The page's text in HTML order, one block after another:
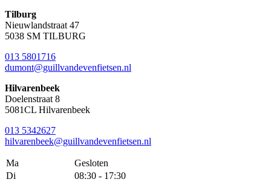
Tilburg
Nieuwlandstraat 47
5038 SM TILBURG
013 5801716
dumont@guillvandevenfietsen.nl
Hilvarenbeek
Doelenstraat 8
5081CL Hilvarenbeek
013 5342627
hilvarenbeek@guillvandevenfietsen.nl
Ma
Gesloten
Di
08:30 - 17:30